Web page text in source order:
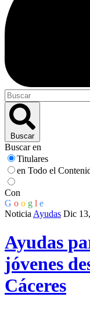
Buscar
Buscar en
Titulares
en Todo el
Con
G o o g l e
Noticia Ayudas Dic
Ayudas
jóvenes
Cáceres